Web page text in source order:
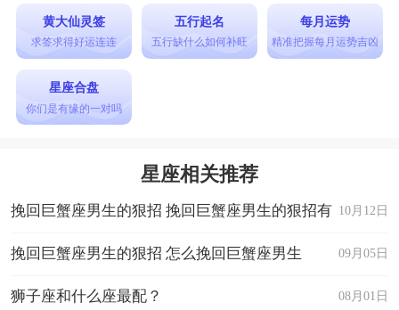
黄大仙灵签
求签求得好运连连
五行起名
五行缺什么如何补旺
每月运势
精准把握每月运势吉凶
星座合盘
你们是有缘的一对吗
星座相关推荐
10月12日
挽回巨蟹座男生的狠招 挽回巨蟹座男生的狠招有
哪些 09月05日
挽回巨蟹座男生的狠招 怎么挽回巨蟹座男生
08月01日
狮子座和什么座最配？